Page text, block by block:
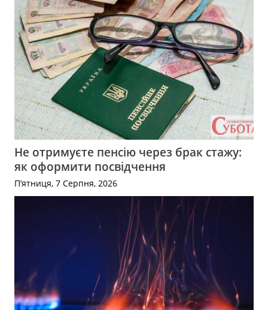
Не отримуєте пенсію через брак стажу:
як оформити посвідчення
П’ятниця, 7 Серпня, 2026